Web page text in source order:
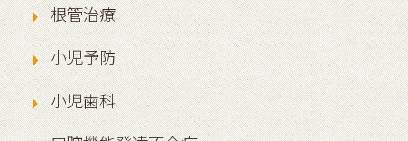
根管治療
小児予防
小児歯科